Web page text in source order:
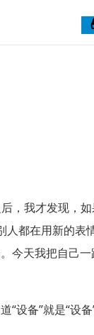
，我才发现，
人都在用新的表
今天我把自己
设备”就是“设备